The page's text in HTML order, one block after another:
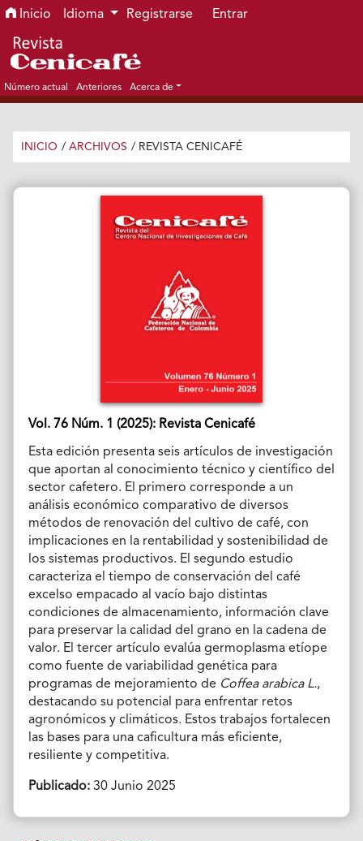
Ir al menú de navegación principal
Ir al contenido principal
Ir al pie de página del sitio
Inicio Idioma Registrarse Entrar
Número actual Anteriores Acerca de
INICIO / ARCHIVOS / REVISTA CENICAFÉ
Vol. 76 Núm. 1 (2025): Revista Cenicafé
Esta edición presenta seis artículos de investigación
que aportan al conocimiento técnico y científico del
sector cafetero. El primero corresponde a un
análisis económico comparativo de diversos
métodos de renovación del cultivo de café, con
implicaciones en la rentabilidad y sostenibilidad de
los sistemas productivos. El segundo estudio
caracteriza el tiempo de conservación del café
excelso empacado al vacío bajo distintas
condiciones de almacenamiento, información clave
para preservar la calidad del grano en la cadena de
valor. El tercer artículo evalúa germoplasma etíope
como fuente de variabilidad genética para
programas de mejoramiento de Coffea arabica L.,
destacando su potencial para enfrentar retos
agronómicos y climáticos. Estos trabajos fortalecen
las bases para una caficultura más eficiente,
resiliente y competitiva.
Publicado:30 Junio 2025